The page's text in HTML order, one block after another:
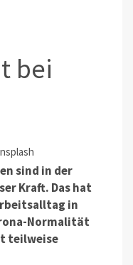
bei
sind in der
Kraft. Das hat
in
Normalität
teilweise